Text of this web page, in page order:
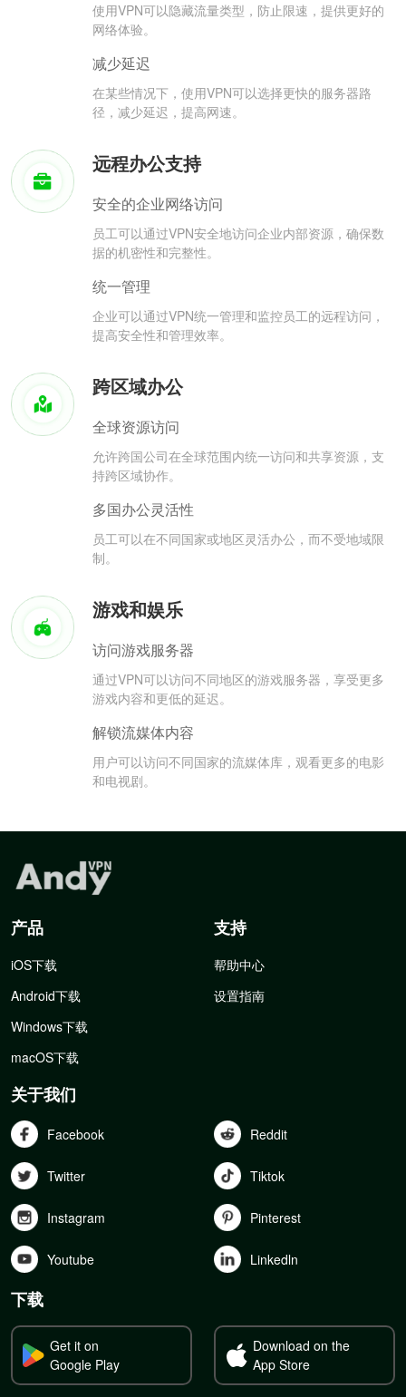
使用VPN可以隐藏流量类型，防止限速，提供更好的
网络体验。
减少延迟
在某些情况下，使用VPN可以选择更快的服务器路
径，减少延迟，提高网速。
远程办公支持
安全的企业网络访问
员工可以通过VPN安全地访问企业内部资源，确保数
据的机密性和完整性。
统一管理
企业可以通过VPN统一管理和监控员工的远程访问，
提高安全性和管理效率。
跨区域办公
全球资源访问
允许跨国公司在全球范围内统一访问和共享资源，支
持跨区域协作。
多国办公灵活性
员工可以在不同国家或地区灵活办公，而不受地域限
制。
游戏和娱乐
访问游戏服务器
通过VPN可以访问不同地区的游戏服务器，享受更多
游戏内容和更低的延迟。
解锁流媒体内容
用户可以访问不同国家的流媒体库，观看更多的电影
和电视剧。
产品
iOS下载
Android下载
Windows下载
macOS下载
支持
帮助中心
设置指南
关于我们
Facebook Reddit
Twitter Tiktok
Instagram Pinterest
Youtube Linkedln
下载
Get it on
Google Play
Download on the
App Store